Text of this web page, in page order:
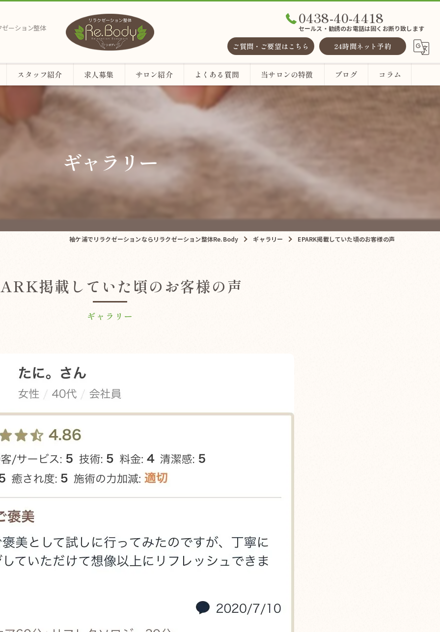
ゼーション整体
0438-40-4418
セールス・勧誘のお電話は固くお断り致します
ご質問・ご要望はこちら 24時間ネット予約
スタッフ紹介 求人募集 サロン紹介 よくある質問 当サロンの特徴 ブログ コラム
ギャラリー
袖ケ浦でリラクゼーションならリラクゼーション整体Re.Body ギャラリー EPARK掲載していた頃のお客様の声
ギャラリー
掲載していた頃のお客様の声